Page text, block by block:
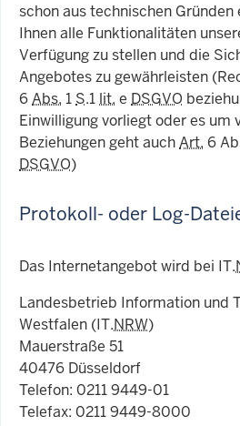
schon aus technischen
Ihnen alle Funktionalitäten
Verfügung zu stellen und die
Angebotes zu gewährleisten
6Abs. 1 S.1 lit. e DSGVO
Einwilligung vorliegt oder es um
Beziehungen geht auchArt. 6
DSGVO)
Protokoll- oder Log-
Das Internetangebot wird bei IT.
Landesbetrieb Information und
Westfalen (IT.NRW)
Mauerstraße 51
40476 Düsseldorf
Telefon: 0211 9449-01
Telefax: 0211 9449-8000